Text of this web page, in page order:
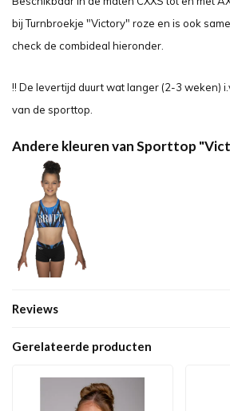
bij Turnbroekje "Victory" roze en is ook
check de combideal hieronder.
!! De levertijd duurt wat langer (2-3 weken)
van de sporttop.
Andere kleuren van Sporttop
Reviews
Gerelateerde producten